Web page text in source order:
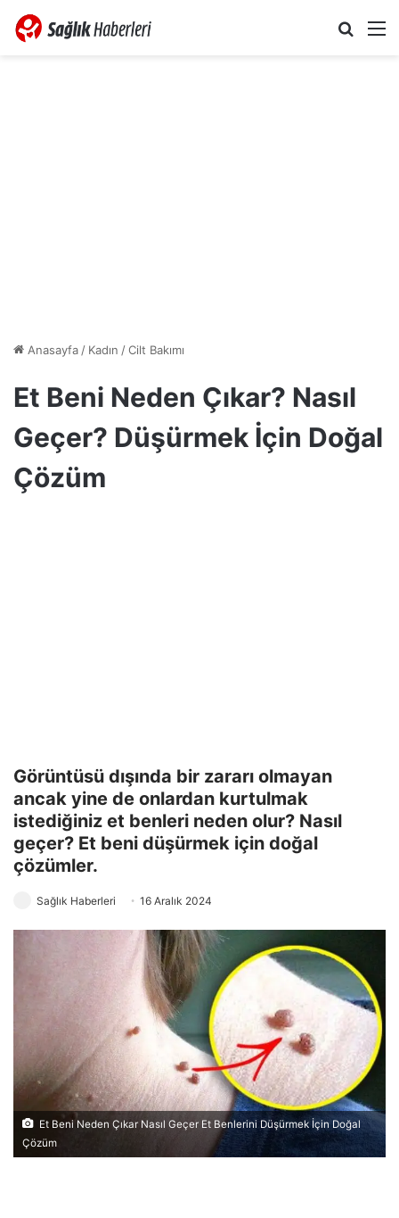
Anasayfa/ Kadın /Cilt Bakımı
Et Beni Neden Çıkar? Nasıl
Geçer? Düşürmek İçin Doğal
Çözüm
Görüntüsü dışında bir zararı olmayan
ancak yine de onlardan kurtulmak
istediğiniz et benleri neden olur? Nasıl
geçer? Et beni düşürmek için doğal
çözümler.
Sağlık Haberleri 16 Aralık 2024
Et Beni Neden Çıkar Nasıl Geçer Et Benlerini Düşürmek İçin Doğal
Çözüm